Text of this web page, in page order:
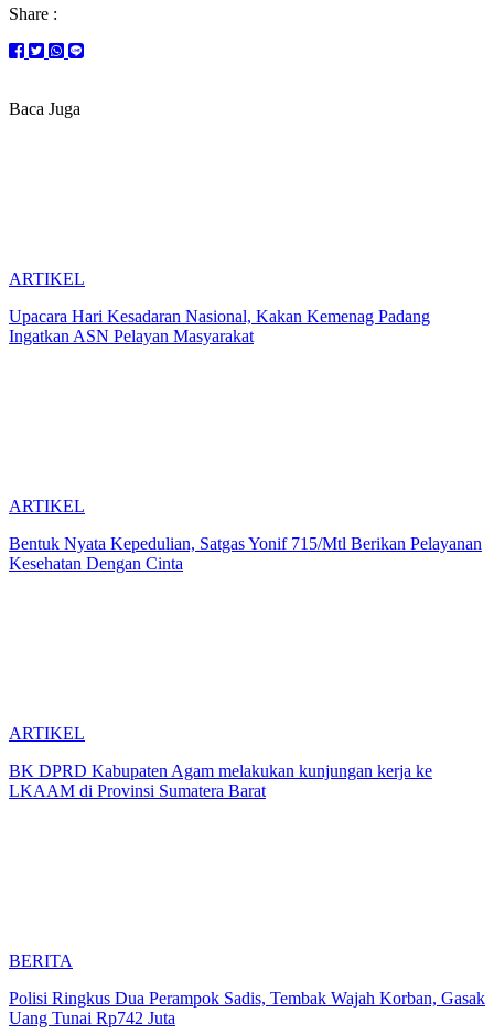
Share :
Baca Juga
ARTIKEL
Upacara Hari Kesadaran Nasional, Kakan Kemenag Padang
Ingatkan ASN Pelayan Masyarakat
ARTIKEL
Bentuk Nyata Kepedulian, Satgas Yonif 715/Mtl Berikan Pelayanan
Kesehatan Dengan Cinta
ARTIKEL
BK DPRD Kabupaten Agam melakukan kunjungan kerja ke
LKAAM di Provinsi Sumatera Barat
BERITA
Polisi Ringkus Dua Perampok Sadis, Tembak Wajah Korban, Gasak
Uang Tunai Rp742 Juta